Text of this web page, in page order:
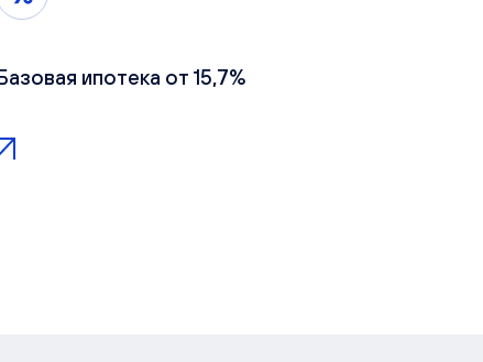
ипотека от 15,7%